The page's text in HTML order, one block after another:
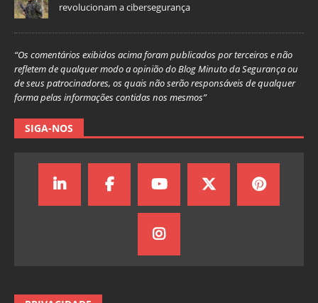
revolucionam a cibersegurança
“Os comentários exibidos acima foram publicados por terceiros e não
refletem de qualquer modo a opinião do Blog Minuto da Segurança ou
de seus patrocinadores, os quais não serão responsáveis de qualquer
forma pelas informações contidas nos mesmos”
SIGA-NOS